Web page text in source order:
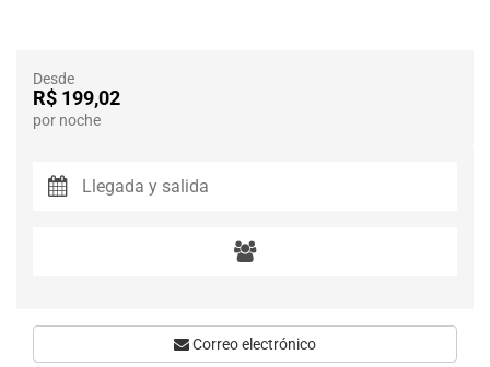
Desde
R$ 199,02
por noche
Correo electrónico